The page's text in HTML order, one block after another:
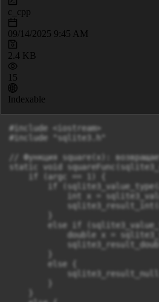
c_cpp
09/14/2025 9:45 AM
2.4 KB
15
Indexable
#include <iostream>
#include "sqlite3.h"
// Функция square(x):
static void
    if (argc == 1) {
if
int x =
else if
double x =
        else {